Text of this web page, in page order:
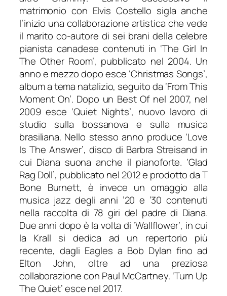
matrimonio con Elvis Costello sigla anche
l’inizio una collaborazione artistica che vede
il marito co-autore di sei brani della celebre
pianista canadese contenuti in ‘The Girl In
The Other Room’, pubblicato nel 2004. Un
anno e mezzo dopo esce ‘Christmas Songs’,
album a tema natalizio, seguito da ‘From This
Moment On’. Dopo un Best Of nel 2007, nel
2009 esce ‘Quiet Nights’, nuovo lavoro di
studio sulla bossanova e sulla musica
brasiliana. Nello stesso anno produce ‘Love
Is The Answer’, disco di Barbra Streisand in
cui Diana suona anche il pianoforte. ‘Glad
Rag Doll’, pubblicato nel 2012 e prodotto da T
Bone Burnett, è invece un omaggio alla
musica jazz degli anni ’20 e ’30 contenuti
nella raccolta di 78 giri del padre di Diana.
Due anni dopo è la volta di ‘Wallflower’, in cui
la Krall si dedica ad un repertorio più
recente, dagli Eagles a Bob Dylan fino ad
Elton John, oltre ad una preziosa
collaborazione con Paul McCartney. ‘Turn Up
The Quiet’esce nel 2017.